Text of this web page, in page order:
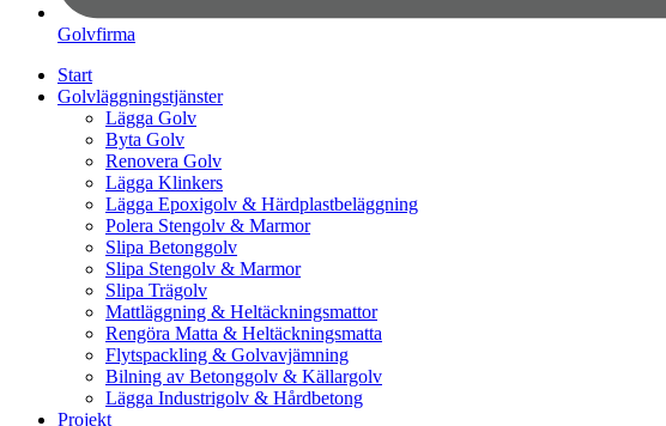
Golvfirma
Start
Golvläggningstjänster
Lägga Golv
Byta Golv
Renovera Golv
Lägga Klinkers
Lägga Epoxigolv & Härdplastbeläggning
Polera Stengolv & Marmor
Slipa Betonggolv
Slipa Stengolv & Marmor
Slipa Trägolv
Mattläggning & Heltäckningsmattor
Rengöra Matta & Heltäckningsmatta
Flytspackling & Golvavjämning
Bilning av Betonggolv & Källargolv
Lägga Industrigolv & Hårdbetong
Projekt